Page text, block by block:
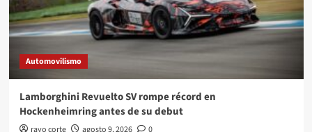
Automovilismo
Lamborghini Revuelto SV rompe récord en
Hockenheimring antes de su debut